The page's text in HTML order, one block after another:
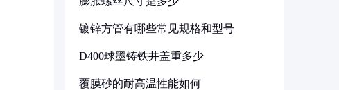
镀锌方管有哪些常见规格和型号
D400球墨铸铁井盖重多少
覆膜砂的耐高温性能如何